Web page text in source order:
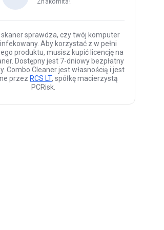
skaner sprawdza, czy twój komputer
Aby korzystać z w pełni
produktu, musisz kupić licencję na
Dostępny jest 7-dniowy bezpłatny
Combo Cleaner jest własnością i jest
przez RCS LT, spółkę macierzystą
PCRisk.